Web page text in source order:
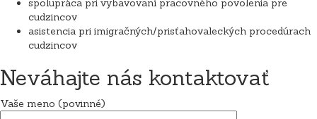
spolupráca pri vybavovaní pracovného povolenia pre
cudzincov
asistencia pri imigračných/prisťahovaleckých procedúrach
cudzincov
Neváhajte nás kontaktovať
Vaše meno (povinné)